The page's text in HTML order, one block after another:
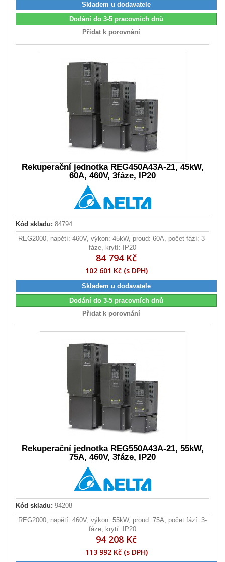
Skladem u dodavatele
Dodání do 3-5 pracovních dnů
Přidat k porovnání
Rekuperační jednotka REG450A43A-21, 45kW,
60A, 460V, 3fáze, IP20
Kód skladu: 84794
REG2000, napětí: 460V, výkon: 45kW, proud: 60A, počet fází: 3-
fáze, krytí: IP20
84 794 Kč
102 601 Kč (s DPH)
Skladem u dodavatele
Dodání do 3-5 pracovních dnů
Přidat k porovnání
Rekuperační jednotka REG550A43A-21, 55kW,
75A, 460V, 3fáze, IP20
Kód skladu: 94208
REG2000, napětí: 460V, výkon: 55kW, proud: 75A, počet fází: 3-
fáze, krytí: IP20
94 208 Kč
113 992 Kč (s DPH)